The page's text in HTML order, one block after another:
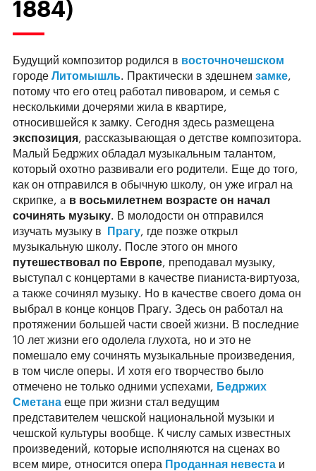
1884)
Будущий композитор родился в восточночешском
городе Литомышль . Практически в здешнем замке
потому что его отец работал пивоваром, и семья с
несколькими дочерями жила в квартире,
относившейся к замку. Сегодня здесь размещена
экспозиция , рассказывающая о детстве композитора.
Малый Бедржих обладал музыкальным талантом,
который охотно развивали его родители. Еще до того,
как он отправился в обычную школу, он уже играл на
скрипке, a в восьмилетнем возрасте он начал
сочинять музыку . В молодости он отправился
изучать музыку в Прагу , где позже открыл
музыкальную школу. После этого он много
путешествовал по Европе , преподавал музыку,
выступал с концертами в качестве пианиста-виртуоза,
а также сочинял музыку. Но в качестве своего дома он
выбрал в конце концов Прагу. Здесь он работал на
протяжении большей части своей жизни. В последние
10 лет жизни его одолела глухота, но и это не
помешало ему сочинять музыкальные произведения,
в том числе оперы. И хотя его творчество было
отмечено не только одними успехами, Бедржих
Сметана еще при жизни стал ведущим
представителем чешской национальной музыки и
чешской культуры вообще. К числу самых известных
произведений, которые исполняются на сценах во
всем мире, относится опера Проданная невеста и